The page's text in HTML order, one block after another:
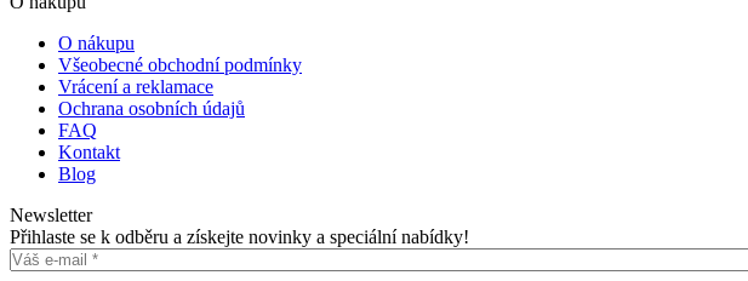
O nákupu
Všeobecné obchodní podmínky
Vrácení a reklamace
Ochrana osobních údajů
FAQ
Kontakt
Blog
Newsletter
Přihlaste se k odběru a získejte novinky a speciální nabídky!